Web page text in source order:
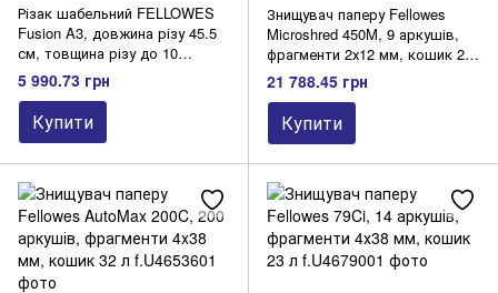
Різак шабельний FELLOWES
Fusion A3, довжина різу 45.5
см, товщина різу до 10
аркушів
5 990.73 грн
Купити
Знищувач паперу Fellowes
Microshred 450M, 9 аркушів,
фрагменти 2х12 мм, кошик 22
л
21 788.45 грн
Купити